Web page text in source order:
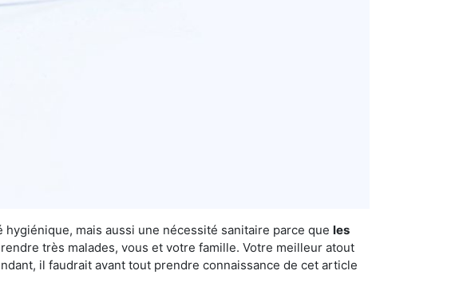
mais aussi une nécessité sanitaire parce que les
très malades, vous et votre famille. Votre meilleur atout
il faudrait avant tout prendre connaissance de cet article